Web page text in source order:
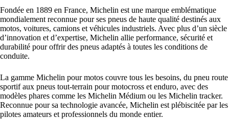
Fondée en 1889 en France, Michelin est une marque emblématique
mondialement reconnue pour ses pneus de haute qualité destinés aux
motos, voitures, camions et véhicules industriels. Avec plus d’un siècle
d’innovation et d’expertise, Michelin allie performance, sécurité et
durabilité pour offrir des pneus adaptés à toutes les conditions de
conduite.
La gamme Michelin pour motos couvre tous les besoins, du pneu route
sportif aux pneus tout-terrain pour motocross et enduro, avec des
modèles phares comme les Michelin Médium ou les Michelin tracker.
Reconnue pour sa technologie avancée, Michelin est plébiscitée par les
pilotes amateurs et professionnels du monde entier.